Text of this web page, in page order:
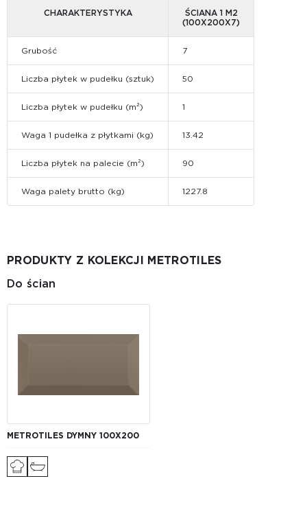
CHARAKTERYSTYKA
ŚCIANA 1 M2
(100X200X7)
Grubość 7
Liczba płytek w pudełku (sztuk) 50
Liczba płytek w pudełku (m²) 1
Waga 1 pudełka z płytkami (kg) 13.42
Liczba płytek na palecie (m²) 90
Waga palety brutto (kg) 1227.8
PRODUKTY Z KOLEKCJI METROTILES
Do ścian
METROTILES DYMNY 100X200